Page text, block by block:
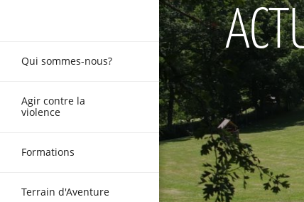
Qui sommes-nous?
Agir contre la
violence
Formations
Terrain d'Aventure